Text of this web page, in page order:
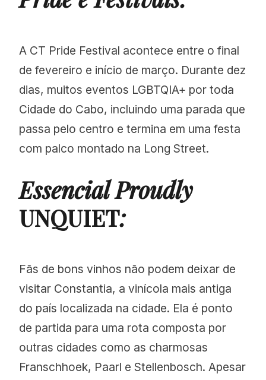
A CT Pride Festival acontece entre o final
de fevereiro e início de março. Durante dez
dias, muitos eventos LGBTQIA+ por toda
Cidade do Cabo, incluindo uma parada que
passa pelo centro e termina em uma festa
com palco montado na Long Street.
Essencial Proudly
UNQUIET:
Fãs de bons vinhos não podem deixar de
visitar Constantia, a vinícola mais antiga
do país localizada na cidade. Ela é ponto
de partida para uma rota composta por
outras cidades como as charmosas
Franschhoek, Paarl e Stellenbosch. Apesar